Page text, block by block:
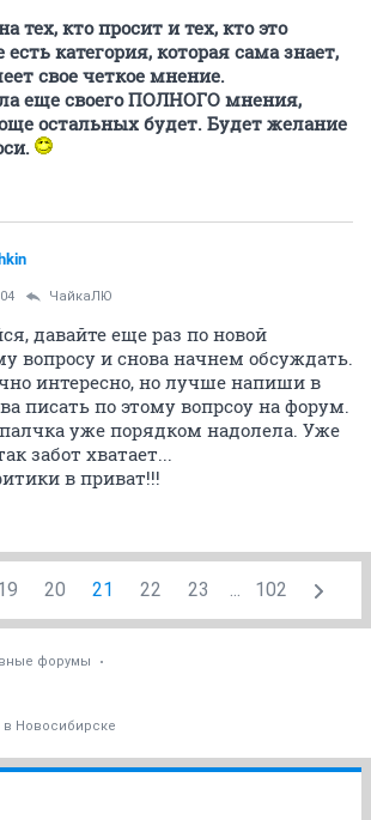
тех, кто просит и тех, кто это
категория, которая сама знает,
свое четкое мнение.
еще своего ПОЛНОГО мнения,
остальных будет. Будет желание
ЧайкаЛЮ
давайте еще раз по новой
вопросу и снова начнем обсуждать.
интересно, но лучше напиши в
писать по этому вопрсоу на форум.
уже порядком надолела. Уже
забот хватает...
в приват!!!
20 21 22 23 ... 102
форумы
Новосибирске